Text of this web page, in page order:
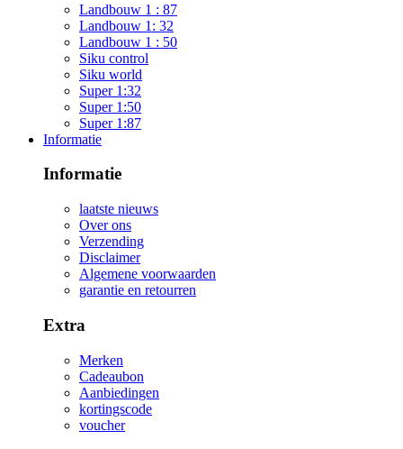
Landbouw 1 : 87
Landbouw 1: 32
Landbouw 1 : 50
Siku control
Siku world
Super 1:32
Super 1:50
Super 1:87
Informatie
Informatie
laatste nieuws
Over ons
Verzending
Disclaimer
Algemene voorwaarden
garantie en retourren
Extra
Merken
Cadeaubon
Aanbiedingen
kortingscode
voucher